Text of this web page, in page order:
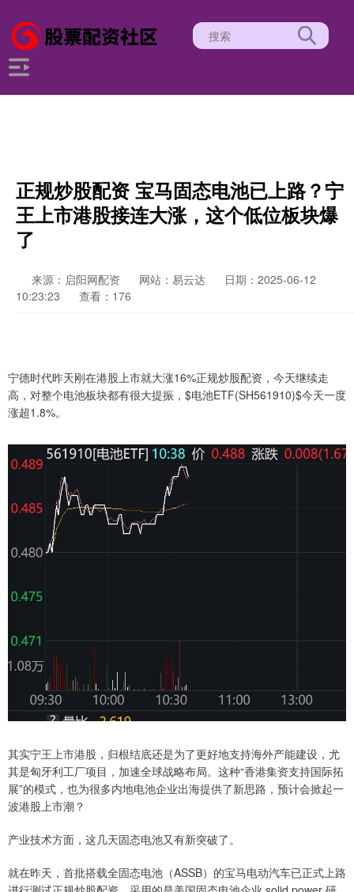
正规炒股配资 宝马固态电池已上路？宁
王上市港股接连大涨，这个低位板块爆
了
来源：启阳网配资 网站：易云达
日期：2025-06-12
10:23:23
查看：176
宁德时代昨天刚在港股上市就大涨16%正规炒股配资，今天继续走
高，对整个电池板块都有很大提振，$电池ETF(SH561910)$今天一度
涨超1.8%。
其实宁王上市港股，归根结底还是为了更好地支持海外产能建设，尤
其是匈牙利工厂项目，加速全球战略布局。这种“香港集资支持国际拓
展”的模式，也为很多内地电池企业出海提供了新思路，预计会掀起一
波港股上市潮？
产业技术方面，这几天固态电池又有新突破了。
就在昨天，首批搭载全固态电池（ASSB）的宝马电动汽车已正式上路